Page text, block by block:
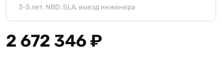
3-5 лет, NBD, SLA, выезд инженера
2 672 346₽